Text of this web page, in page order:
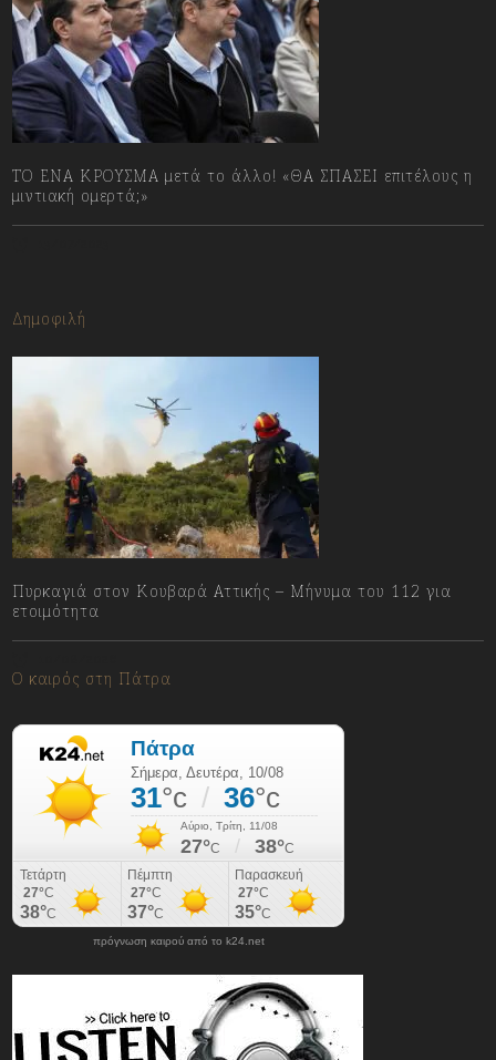
ΤΟ ΕΝΑ ΚΡΟΥΣΜΑ μετά το άλλο! «ΘΑ ΣΠΑΣΕΙ επιτέλους η
μιντιακή ομερτά;»
Δημοφιλή
Πυρκαγιά στον Κουβαρά Αττικής – Μήνυμα του 112 για
ετοιμότητα
Ο καιρός στη Πάτρα
πρόγνωση καιρού από το k24.net